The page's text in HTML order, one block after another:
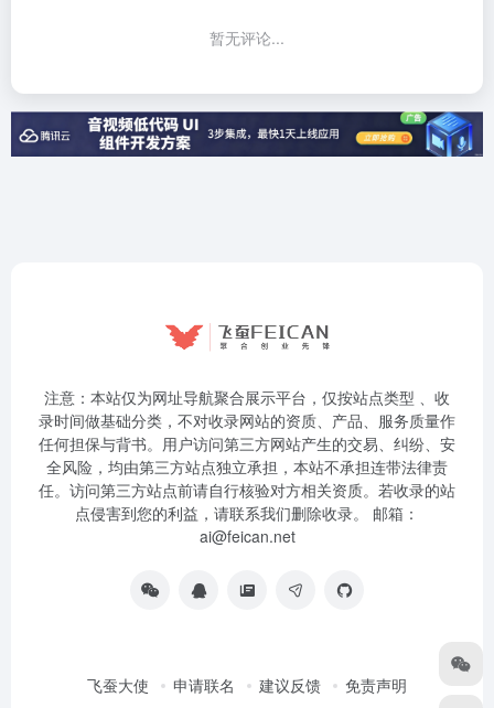
暂无评论...
注意：本站仅为网址导航聚合展示平台，仅按站点类型 、收
录时间做基础分类，不对收录网站的资质、产品、服务质量作
任何担保与背书。用户访问第三方网站产生的交易、纠纷、安
全风险，均由第三方站点独立承担，本站不承担连带法律责
任。访问第三方站点前请自行核验对方相关资质。若收录的站
点侵害到您的利益，请联系我们删除收录。 邮箱：
ai@feican.net
飞蚕大使 申请联名 建议反馈 免责声明